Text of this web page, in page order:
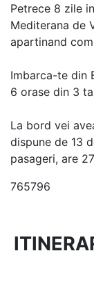
Petrece 8 zile
Mediterana de
apartinand
Imbarca-te din
6 orase din 3
La bord vei
dispune de 13
pasageri, are
765796
8 zile vacanta
Marea